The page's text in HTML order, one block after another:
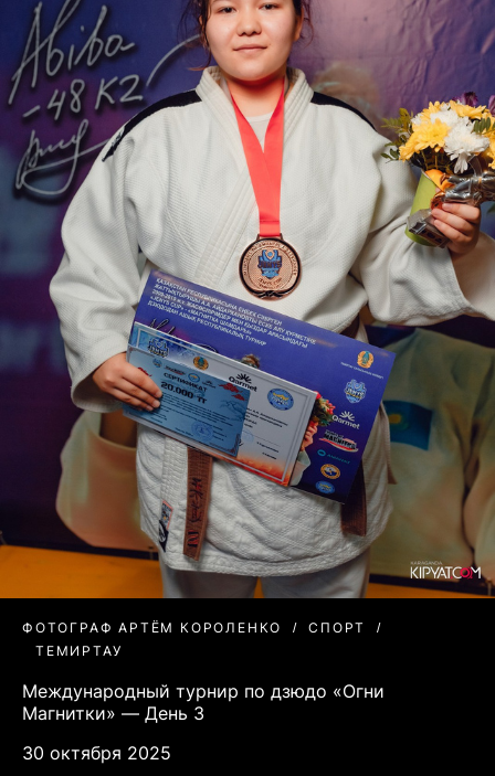
ФОТОГРАФ АРТЁМ КОРОЛЕНКО
СПОРТ
ТЕМИРТАУ
Международный турнир по дзюдо «Огни
Магнитки» — День 3
30 октября 2025